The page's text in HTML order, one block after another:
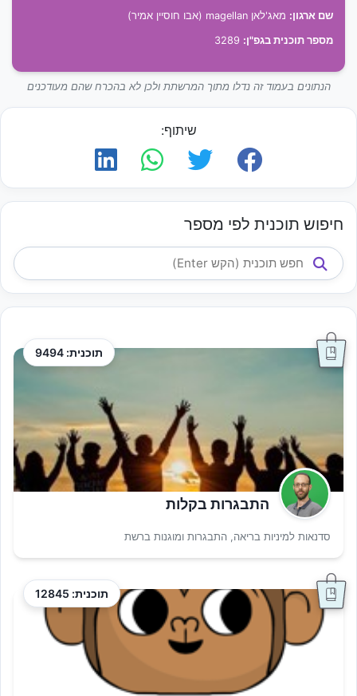
שם ארגון: מאג'לאן magellan (אבו חוסיין אמיר)
מספר תוכנית בגפ"ן:
הנתונים בעמוד זה נדלו מתוך המרשתת ולכן לא בהכרח שהם מעודכנים
שיתוף:
חיפוש תוכנית לפי מספר
תוכנית: 9494
התבגרות בקלות
סדנאות למיניות בריאה, התבגרות ומוגנות ברשת
תוכנית: 12845